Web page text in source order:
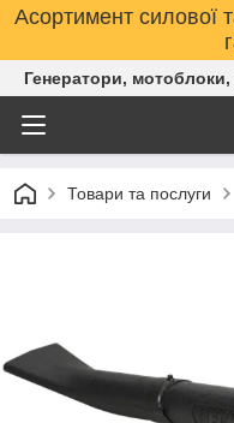
Асортимент силової
Генератори,
Товари та послуги